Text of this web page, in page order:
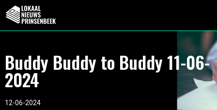
Buddy Buddy to Buddy 11-06-
2024
12-06-2024